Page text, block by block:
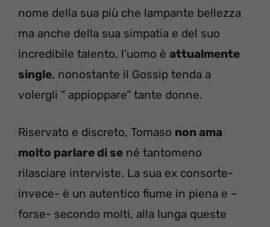
nome della sua più che lampante bellezza
ma anche della sua simpatia e del suo
incredibile talento, l’uomo è attualmente
single, nonostante il Gossip tenda a
volergli ” appioppare” tante donne.
Riservato e discreto, Tomaso non ama
molto parlare di se né tantomeno
rilasciare interviste. La sua ex consorte-
invece- è un autentico fiume in piena e –
forse- secondo molti, alla lunga queste